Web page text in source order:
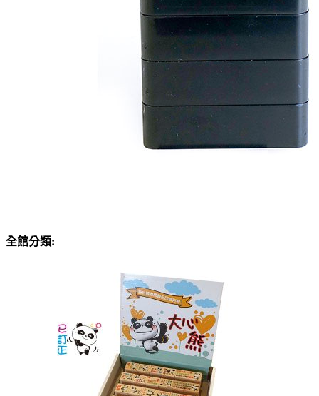
全館分類: